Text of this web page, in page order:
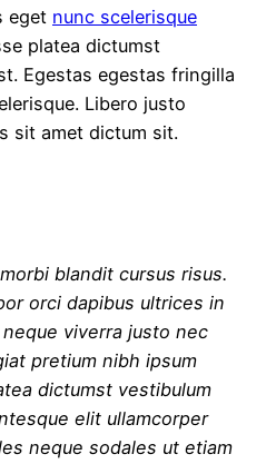
eget nunc scelerisque
platea dictumst
Egestas egestas fringilla
Libero justo
sit amet dictum sit.
blandit cursus risus.
orci dapibus ultrices in
viverra justo nec
pretium nibh ipsum
dictumst vestibulum
elit ullamcorper
neque sodales ut etiam